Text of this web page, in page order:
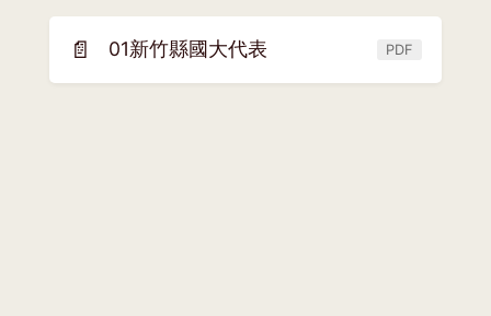
📄 01新竹縣國大代表 PDF
(另
開